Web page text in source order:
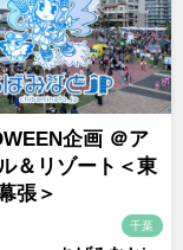
企画 ＠ア
＆リゾート＜東
張＞
千葉